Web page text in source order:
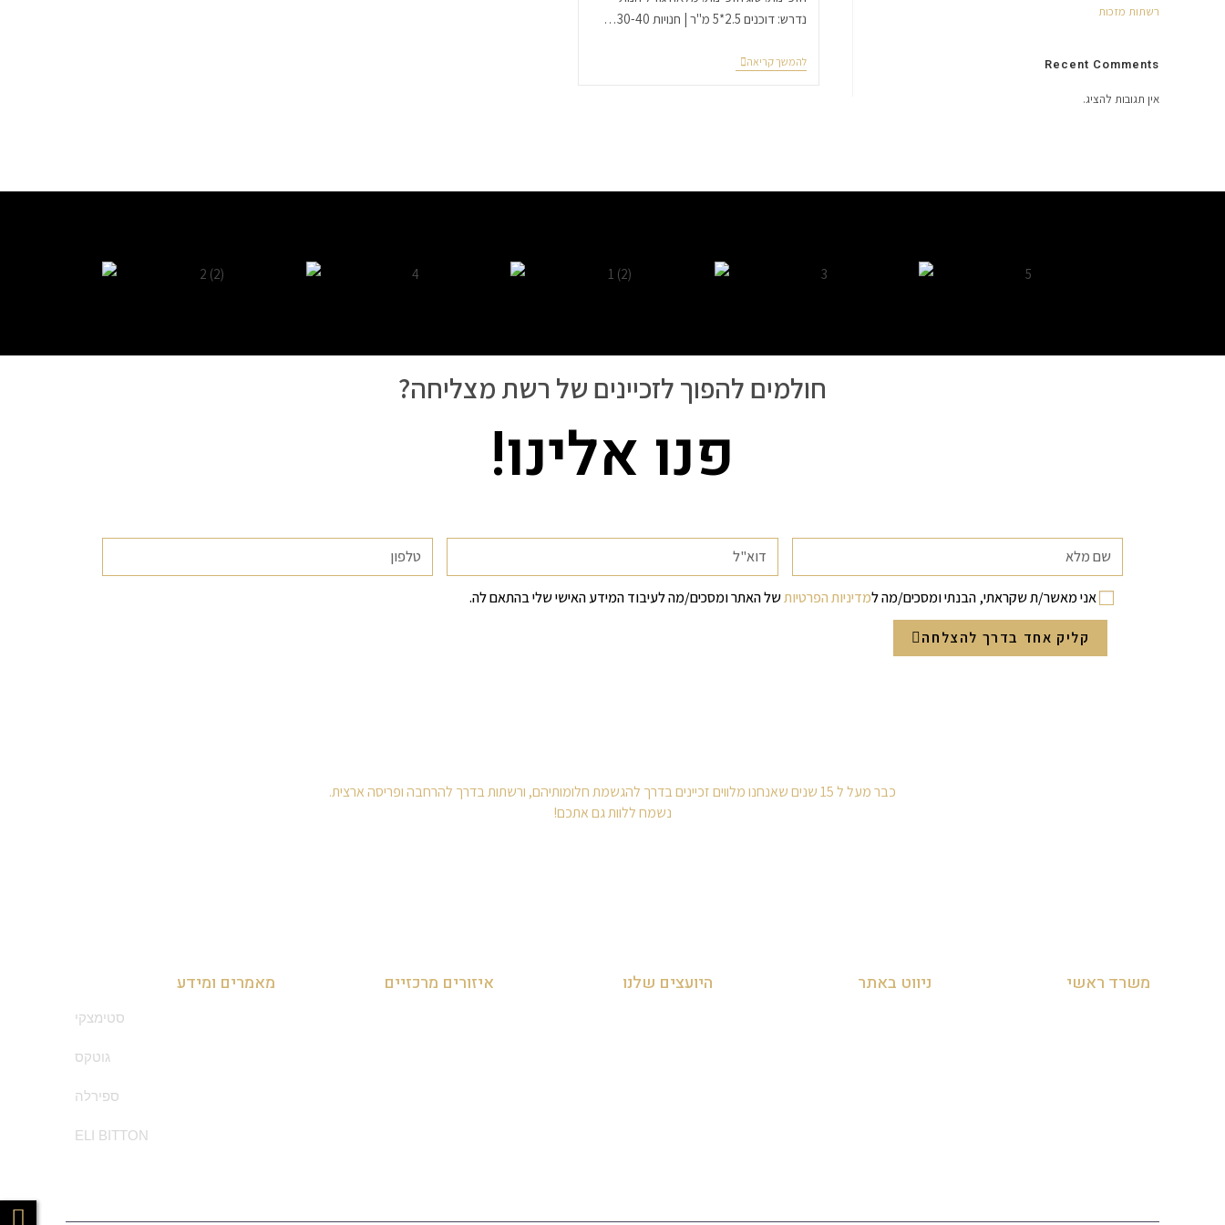
נדרש: דוכנים 2.5*5 מ"ר | חנויות 30-40…
להמשך קריאה
רשתות מזכות
Recent Comments
אין תגובות להציג.
חולמים להפוך לזכיינים של רשת מצליחה?
פנו אלינו!
אני מאשר/ת שקראתי, הבנתי ומסכים/מה למדיניות הפרטיותשל האתר ומסכים/מה לעיבוד המידע האישי שלי בהתאם לה.
קליק אחד בדרך להצלחה
כבר מעל ל 15 שנים שאנחנו מלווים זכיינים בדרך להגשמת חלומותיהם, ורשתות בדרך להרחבה ופריסה ארצית.
נשמח ללוות גם אתכם!
משרד ראשי ניווט באתר היועצים שלנו איזורים מרכזיים מאמרים ומידע
סטימצקי
גוטקס
ספירלה
ELI BITTON